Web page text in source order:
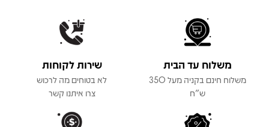
משלוח עד הבית
משלוח חינם בקניה מעל 350
ש"ח
שירות לקוחות
לא בטוחים מה לרכוש
צרו איתנו קשר